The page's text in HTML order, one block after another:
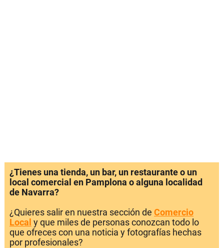
¿Tienes una tienda, un bar, un restaurante o un
local comercial en Pamplona o alguna localidad
de Navarra?
¿Quieres salir en nuestra sección de Comercio
Local y que miles de personas conozcan todo lo
que ofreces con una noticia y fotografías hechas
por profesionales?